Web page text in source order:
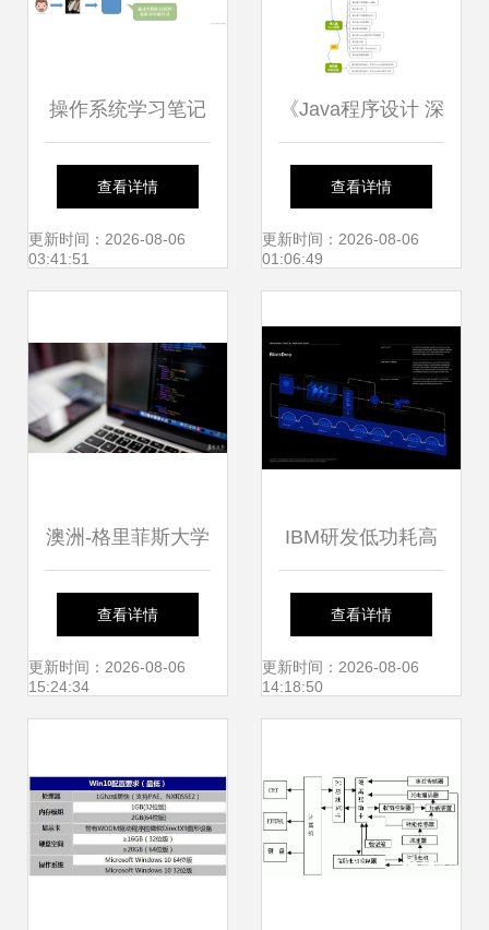
操作系统学习笔记
发展、分类、中断
与运行机制
查看详情
更新时间：2026-08-06
03:41:51
《Java程序设计 深
入理解计算机系统
的语言》上市——
软件开发之间的桥
梁
查看详情
更新时间：2026-08-06
01:06:49
澳洲-格里菲斯大学
计算机专业解析 计
算机系统及软件的
查看详情
更新时间：2026-08-06
15:24:34
IBM研发低功耗高
性能计算机视觉系
统 跨界解决多重挑
查看详情
更新时间：2026-08-06
14:18:50